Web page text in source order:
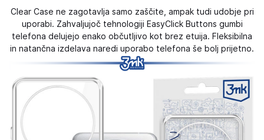
Clear Case ne zagotavlja samo zaščite, ampak tudi udobje pri
uporabi. Zahvaljujoč tehnologiji EasyClick Buttons gumbi
telefona delujejo enako občutljivo kot brez etuija. Fleksibilna
in natančna izdelava naredi uporabo telefona še bolj prijetno.